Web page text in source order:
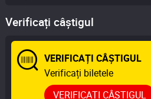
Verificați câștigul
VERIFICAȚI CÂȘTIGUL
Verificați biletele
VERIFICAȚI CÂȘTIGUL